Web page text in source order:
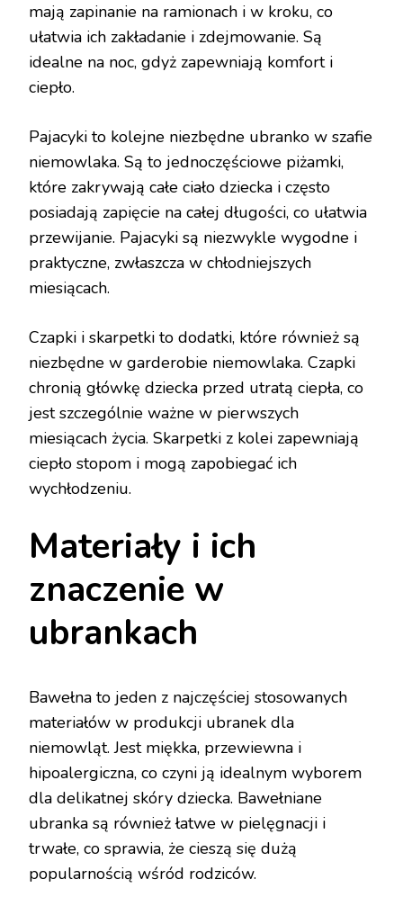
mają zapinanie na ramionach i w kroku, co
ułatwia ich zakładanie i zdejmowanie. Są
idealne na noc, gdyż zapewniają komfort i
ciepło.
Pajacyki to kolejne niezbędne ubranko w szafie
niemowlaka. Są to jednoczęściowe piżamki,
które zakrywają całe ciało dziecka i często
posiadają zapięcie na całej długości, co ułatwia
przewijanie. Pajacyki są niezwykle wygodne i
praktyczne, zwłaszcza w chłodniejszych
miesiącach.
Czapki i skarpetki to dodatki, które również są
niezbędne w garderobie niemowlaka. Czapki
chronią główkę dziecka przed utratą ciepła, co
jest szczególnie ważne w pierwszych
miesiącach życia. Skarpetki z kolei zapewniają
ciepło stopom i mogą zapobiegać ich
wychłodzeniu.
Materiały i ich
znaczenie w
ubrankach
Bawełna to jeden z najczęściej stosowanych
materiałów w produkcji ubranek dla
niemowląt. Jest miękka, przewiewna i
hipoalergiczna, co czyni ją idealnym wyborem
dla delikatnej skóry dziecka. Bawełniane
ubranka są również łatwe w pielęgnacji i
trwałe, co sprawia, że cieszą się dużą
popularnością wśród rodziców.